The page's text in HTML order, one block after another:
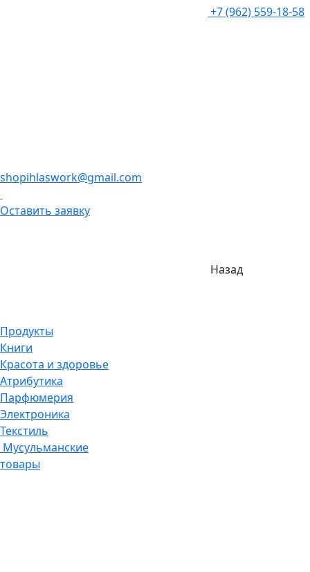
+7 (962) 559-18-58
shopihlaswork@gmail.com
Оставить заявку
Назад
Продукты
Книги
Красота и здоровье
Атрибутика
Парфюмерия
Электроника
Текстиль
Мусульманские
товары